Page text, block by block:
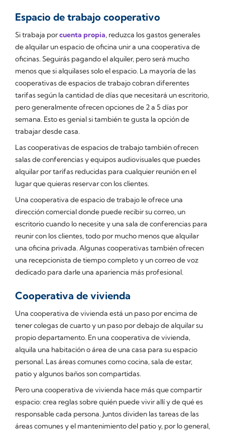
Espacio de trabajo cooperativo
Si trabaja porcuenta propia, reduzca los gastos generales
de alquilar un espacio de oficina unir a una cooperativa de
oficinas. Seguirás pagando el alquiler, pero será mucho
menos que si alquilases solo el espacio. La mayoría de las
cooperativas de espacios de trabajo cobran diferentes
tarifas según la cantidad de días que necesitará un escritorio,
pero generalmente ofrecen opciones de 2 a 5 días por
semana. Esto es genial si también te gusta la opción de
trabajar desde casa.
Las cooperativas de espacios de trabajo también ofrecen
salas de conferencias y equipos audiovisuales que puedes
alquilar por tarifas reducidas para cualquier reunión en el
lugar que quieras reservar con los clientes.
Una cooperativa de espacio de trabajo le ofrece una
dirección comercial donde puede recibir su correo, un
escritorio cuando lo necesite y una sala de conferencias para
reunir con los clientes, todo por mucho menos que alquilar
una oficina privada. Algunas cooperativas también ofrecen
una recepcionista de tiempo completo y un correo de voz
dedicado para darle una apariencia más profesional.
Cooperativa de vivienda
Una cooperativa de vivienda está un paso por encima de
tener colegas de cuarto y un paso por debajo de alquilar su
propio departamento. En una cooperativa de vivienda,
alquila una habitación o área de una casa para su espacio
personal. Las áreas comunes como cocina, sala de estar,
patio y algunos baños son compartidas.
Pero una cooperativa de vivienda hace más que compartir
espacio: crea reglas sobre quién puede vivir allí y de qué es
responsable cada persona. Juntos dividen las tareas de las
áreas comunes y el mantenimiento del patio y, por lo general,